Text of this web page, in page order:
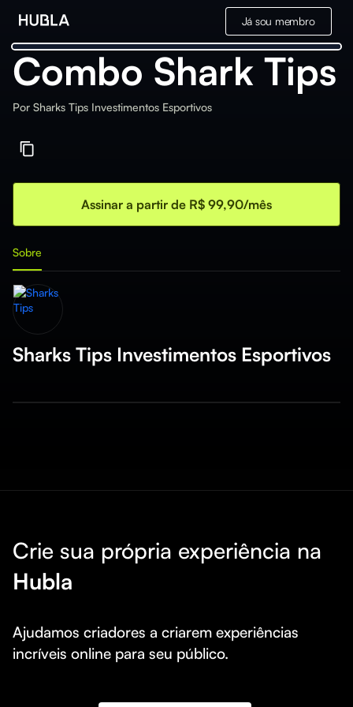
Já sou membro
Combo Shark Tips
Por Sharks Tips Investimentos Esportivos
Assinar a partir de R$ 99,90/mês
Sobre
Sharks Tips Investimentos Esportivos
Crie sua própria experiência na
Hubla
Ajudamos criadores a criarem experiências
incríveis online para seu público.